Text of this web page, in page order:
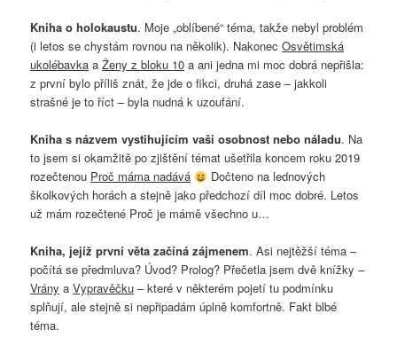
Kniha o holokaustu. Moje „oblíbené“ téma, takže nebyl problém
(i letos se chystám rovnou na několik). NakonecOsvětimská
ukolébavka aŽeny z bloku 10 a ani jedna mi moc dobrá nepřišla:
z první bylo příliš znát, že jde o fikci, druhá zase – jakkoli
strašné je to říct – byla nudná k uzoufání.
Kniha s názvem vystihujícím vaši osobnost nebo náladu. Na
to jsem si okamžitě po zjištění témat ušetřila koncem roku 2019
rozečtenou Proč máma nadává
Dočteno na lednových
školkových horách a stejně jako předchozí díl moc dobré. Letos
už mám rozečtené Proč je mámě všechno u…
Kniha, jejíž první věta začíná zájmenem. Asi nejtěžší téma –
počítá se předmluva? Úvod? Prolog? Přečetla jsem dvě knížky –
Vrány aVypravěčku – které v některém pojetí tu podmínku
splňují, ale stejně si nepřipadám úplně komfortně. Fakt blbé
téma.